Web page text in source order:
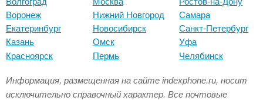
Воронеж
Екатеринбург
Казань
Красноярск
Нижний Новгород
Новосибирск
Омск
Пермь
Самара
Санкт-Петербург
Уфа
Челябинск
Информация, размещенная на сайте indexphone.ru, носит
исключительно справочный характер. Все почтовые